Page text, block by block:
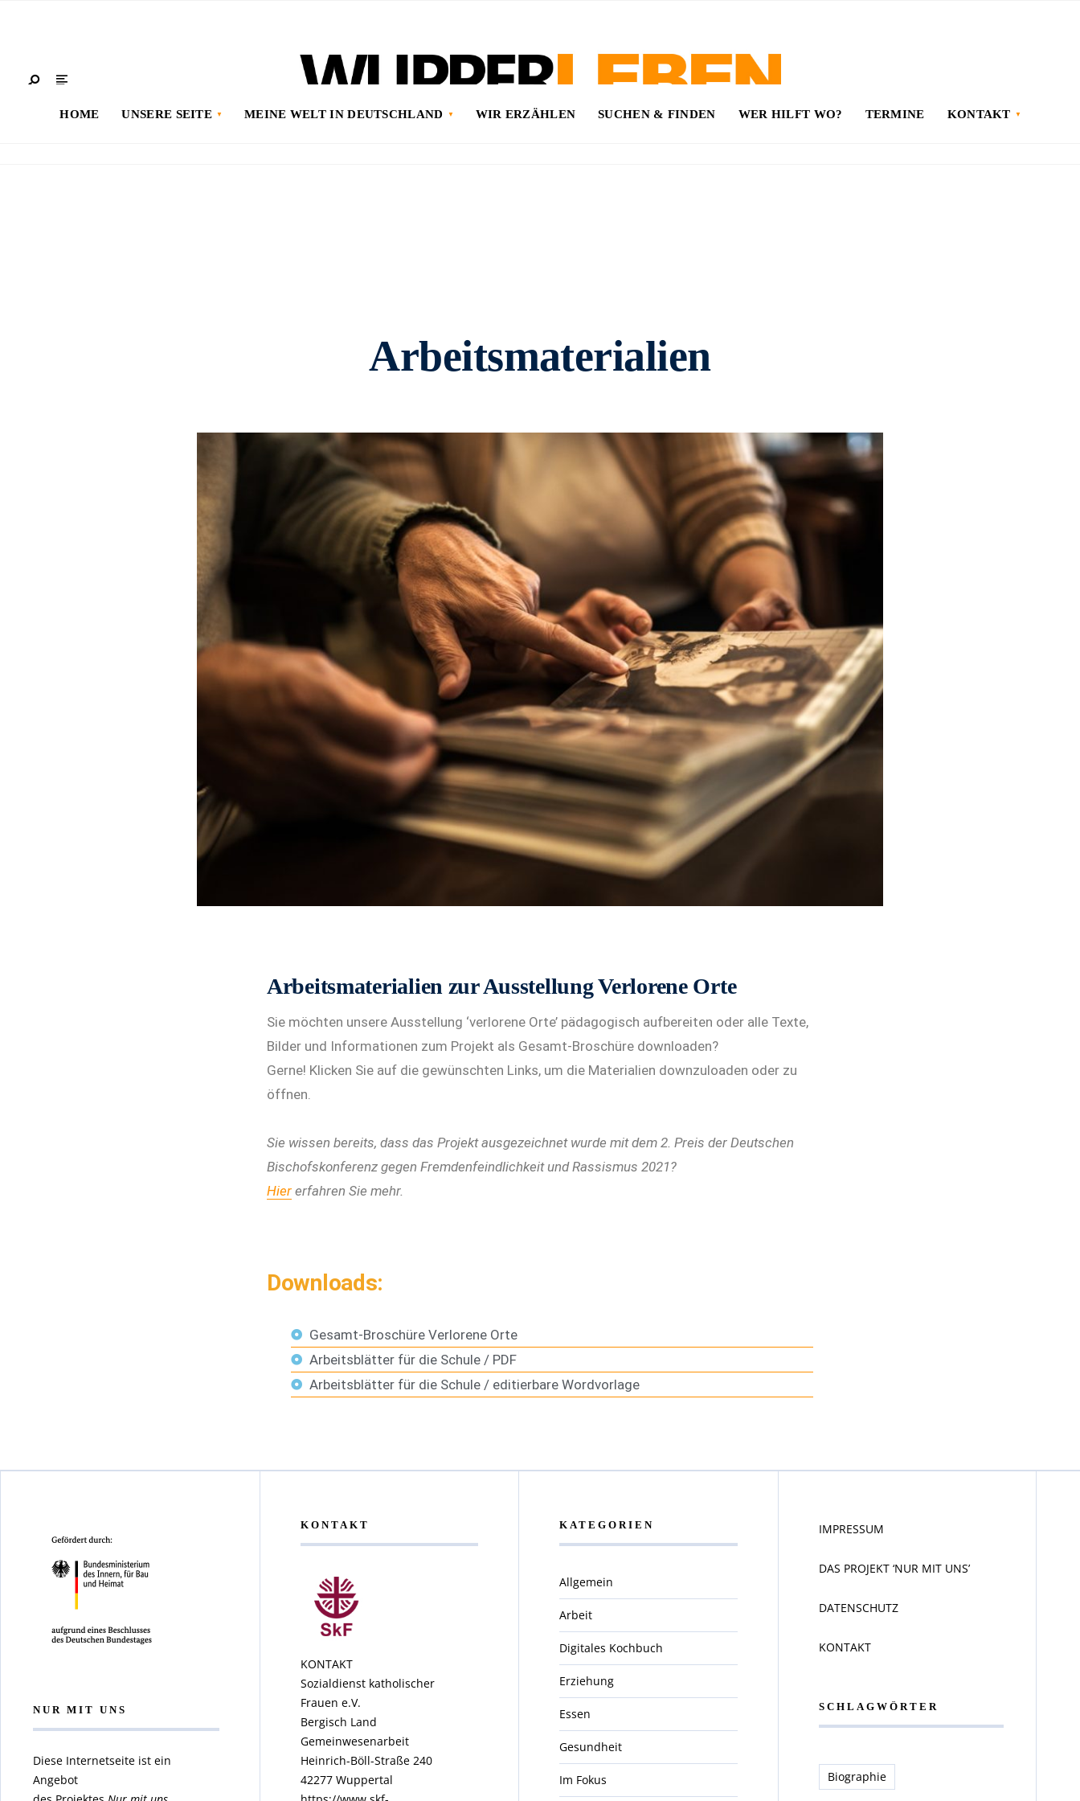
HOME UNSERE SEITE MEINE WELT IN DEUTSCHLAND WIR ERZÄHLEN SUCHEN & FINDEN WER HILFT WO? TERMINE KONTAKT
Arbeitsmaterialien
Arbeitsmaterialien zur Ausstellung Verlorene Orte
Sie möchten unsere Ausstellung ‘verlorene Orte’ pädagogisch aufbereiten oder alle Texte,
Bilder und Informationen zum Projekt als Gesamt-Broschüre downloaden?
Gerne! Klicken Sie auf die gewünschten Links, um die Materialien downzuloaden oder zu
öffnen.
Sie wissen bereits, dass das Projekt ausgezeichnet wurde mit dem 2. Preis der Deutschen
Bischofskonferenz gegen Fremdenfeindlichkeit und Rassismus 2021?
Hier erfahren Sie mehr.
Downloads:
Gesamt-Broschüre Verlorene Orte
Arbeitsblätter für die Schule / PDF
Arbeitsblätter für die Schule / editierbare Wordvorlage
NUR MIT UNS
Diese Internetseite ist ein
Angebot
KONTAKT
KONTAKT
Sozialdienst katholischer
Frauen e.V.
Bergisch Land
Gemeinwesenarbeit
Heinrich-Böll-Straße 240
42277 Wuppertal
KATEGORIEN
Allgemein
Arbeit
Digitales Kochbuch
Erziehung
Essen
Gesundheit
Im Fokus
IMPRESSUM
DAS PROJEKT ‘NUR MIT UNS’
DATENSCHUTZ
KONTAKT
SCHLAGWÖRTER
Biographie